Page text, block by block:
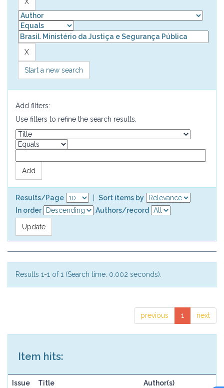
Start a new search
Add filters:
Use filters to refine the search results.
Results/Page
Sort items by
In order
Authors/record
Results 1-1 of 1 (Search time: 0.002 seconds).
previous 1 next
Item hits:
Issue Title Author(s)